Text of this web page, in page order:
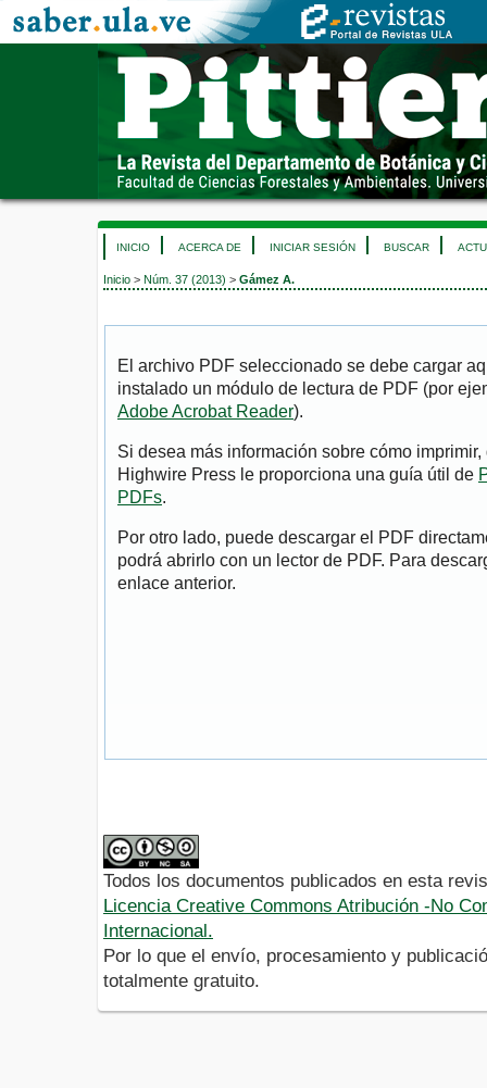
INICIO ACERCA DE INICIAR SESIÓN BUSCAR
Inicio > Núm. 37 (2013) > Gámez A.
El archivo PDF seleccionado se debe cargar
instalado un módulo de lectura de PDF (por
Adobe Acrobat Reader).
Si desea más información sobre cómo
Highwire Press le proporciona una guía útil de
PDFs.
Por otro lado, puede descargar el PDF
podrá abrirlo con un lector de PDF. Para
enlace anterior.
Todos los documentos publicados en esta
Licencia Creative Commons Atribución -No
Internacional.
Por lo que el envío, procesamiento y
totalmente gratuito.